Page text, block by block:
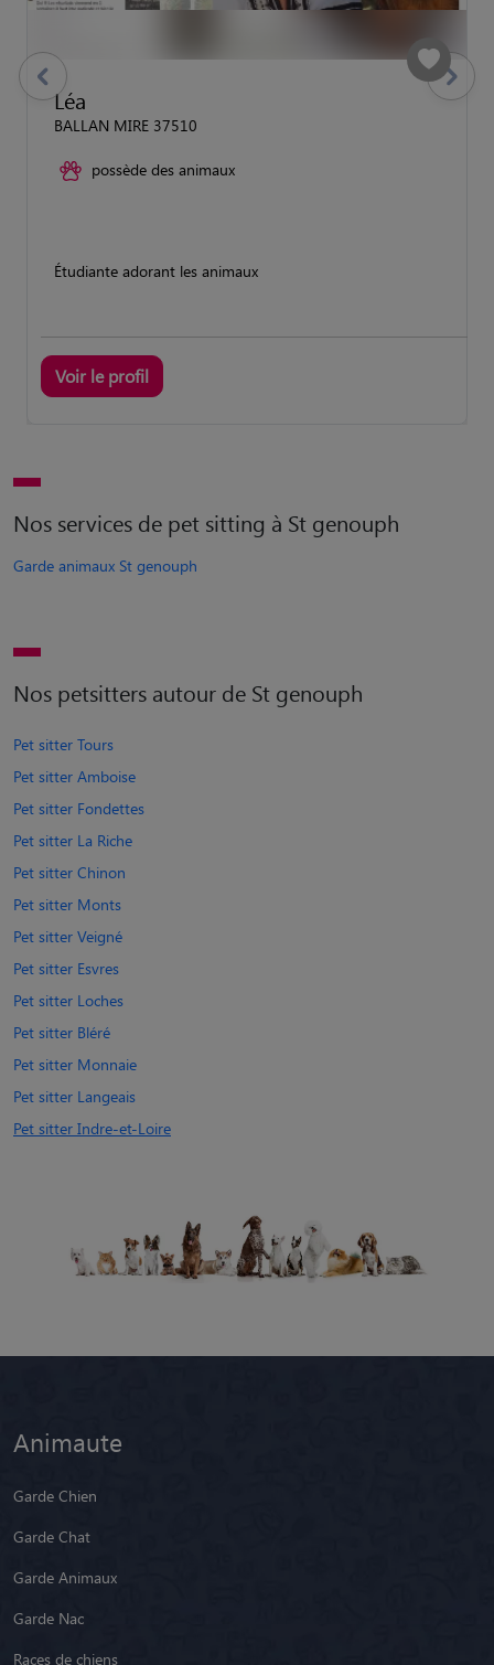
Léa
BALLAN MIRE 37510
possède des animaux
Étudiante adorant les animaux
Voir le profil
previous Suivant
Nos services de pet sitting à St genouph
Garde animaux St genouph
Nos petsitters autour de St genouph
Pet sitter Tours
Pet sitter Amboise
Pet sitter Fondettes
Pet sitter La Riche
Pet sitter Chinon
Pet sitter Monts
Pet sitter Veigné
Pet sitter Esvres
Pet sitter Loches
Pet sitter Bléré
Pet sitter Monnaie
Pet sitter Langeais
Pet sitter Indre-et-Loire
Animaute
Garde Chien
Garde Chat
Garde Animaux
Garde Nac
Races de chiens